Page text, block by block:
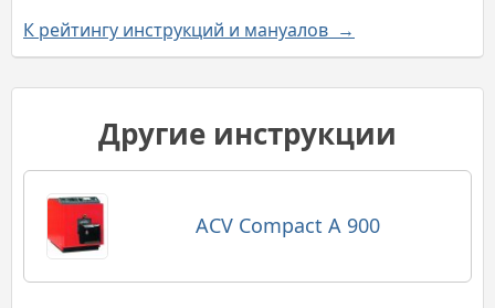
К рейтингу инструкций и мануалов →
Другие инструкции
ACV Compact A 900